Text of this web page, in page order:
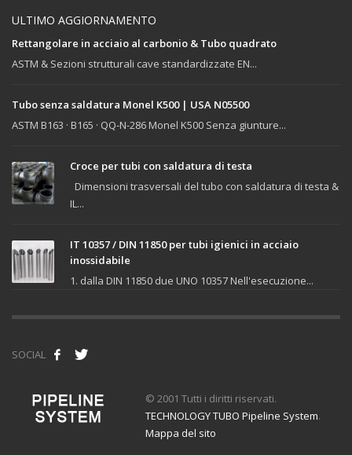
ULTIMO AGGIORNAMENTO
Rettangolare in acciaio al carbonio & Tubo quadrato
ASTM & Sezioni strutturali cave standardizzate EN...
Tubo senza saldatura Monel K500 | USA N05500
ASTM B163 · B165 · QQ-N-286 Monel K500 Senza giunture...
Croce per tubi con saldatura di testa
Dimensioni trasversali del tubo con saldatura di testa &
IL...
IT 10357 / DIN 11850 per tubi igienici in acciaio
inossidabile
1. dalla DIN 11850 due UNO 10357 Nell'esecuzione...
SOCIAL
© 2001 Tutti i diritti riservati.
TECHNOLOGY TUBO Pipeline System.
Mappa del sito